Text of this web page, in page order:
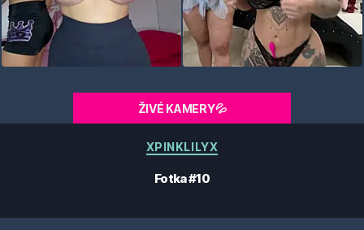
ŽIVÉ KAMERY💦
Kategorie
XPINKLILYX
Fotka #10